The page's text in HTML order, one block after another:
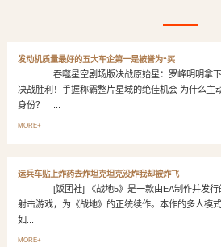
发动机质量最好的五大车企第一是被誉为“买
吞噬星空剧场版决战原始星：罗峰明明拿下
决战胜利！手握称霸整片星域的绝佳机会 为什么主
身份？ ...
MORE+
运兵车贴上炸药去炸坦克坦克没炸我却被炸飞
[饭团社] 《战地5》是一款由EA制作并发行
射击游戏，为《战地》的正统续作。本作的多人模
如...
MORE+